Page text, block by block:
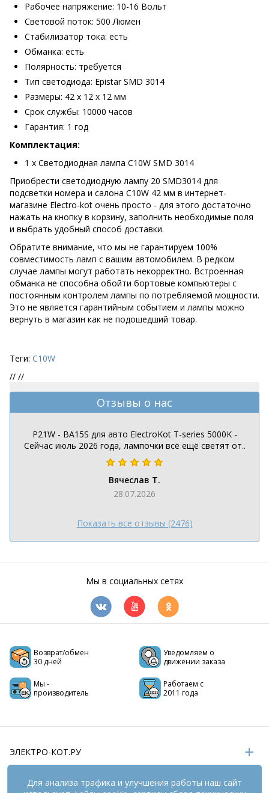
Рабочее напряжение: 10-16 Вольт
Световой поток: 500 Люмен
Стабилизатор тока: есть
Обманка: есть
Полярность: требуется
Тип светодиода: Epistar SMD 3014
Размеры: 42 х 12 х 12 мм
Срок службы: 10000 часов
Гарантия: 1 год
Комплектация:
1 х Светодиодная лампа C10W SMD 3014
Приобрести светодиодную лампу 20 SMD3014 для
подсветки номера и салона C10W 42 мм в интернет-
магазине Electro-kot очень просто - для этого достаточно
нажать на кнопку в корзину, заполнить необходимые поля
и выбрать удобный способ доставки.
Обратите внимание, что мы не гарантируем 100%
совместимость ламп с вашим автомобилем. В редком
случае лампы могут работать некорректно. Встроенная
обманка не способна обойти бортовые компьютеры с
постоянным контролем лампы по потребляемой мощности.
Это не является гарантийным событием и лампы можно
вернуть в магазин как не подошедший товар.
Теги: C10W
// //
Отзывы о нас
P21W - BA15S для авто ElectroKot T-series 5000K -
Сейчас июль 2026 года, лампочки всё ещё светят от..
Вячеслав Т.
28.07.2026
Показать все отзывы (2476)
Мы в социальных сетях
Возврат/обмен
30 дней
Уведомляем о
движении заказа
Мы -
производитель
Работаем с
2011 года
ЭЛЕКТРО-КОТ.РУ
ИНФОРМАЦИЯ
Для анализа трафика и улучшения работы наш сайт